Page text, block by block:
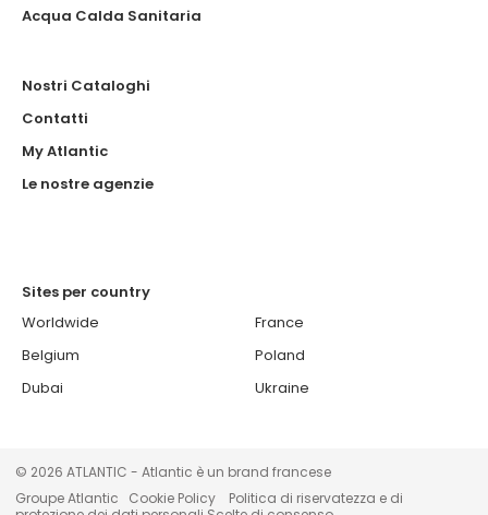
Acqua Calda Sanitaria
Nostri Cataloghi
Contatti
My Atlantic
Le nostre agenzie
Sites per country
Worldwide
Belgium
Dubai
France
Poland
Ukraine
© 2026 ATLANTIC - Atlantic è un brand francese
Groupe Atlantic
Cookie Policy
Politica di riservatezza e di